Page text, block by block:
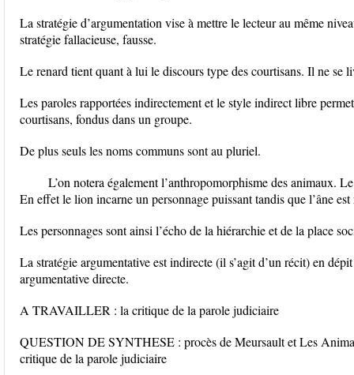
La stratégie d’argumentation vise à mettre le lecteur au même
stratégie fallacieuse, fausse.
Le renard tient quant à lui le discours type des courtisans. Il ne se
Les paroles rapportées indirectement et le style indirect libre
courtisans, fondus dans un groupe.
De plus seuls les noms communs sont au pluriel.
L’on notera également l’anthropomorphisme des animaux.
En effet le lion incarne un personnage puissant tandis que l’âne est
Les personnages sont ainsi l’écho de la hiérarchie et de la place
La stratégie argumentative est indirecte (il s’agit d’un récit) en
argumentative directe.
A TRAVAILLER : la critique de la parole judiciaire
QUESTION DE SYNTHESE : procès de Meursault et Les
critique de la parole judiciaire